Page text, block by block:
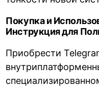
Покупка и
Инструкция для
Приобрести